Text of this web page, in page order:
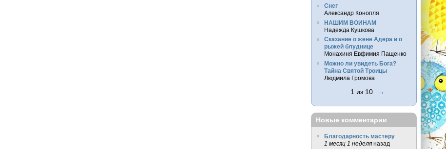
Снег
Александр Конопля
НАШИМ ВОИНАМ
Надежда Кушкова
Сказание о жене Адера и о
рыжей блуднице
Монахиня Евфимия Пащенко
Можно ли увидеть Бога?
Тайна Святой Троицы
Людмила Громова
1 из 10 →
Новые комментарии
Благодарность мастеру
1 месяц 1 неделяназад